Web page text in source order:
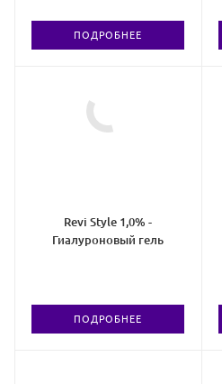
ПОДРОБНЕЕ
Revi Style 1,0% -
Гиалуроновый гель
ПОДРОБНЕЕ